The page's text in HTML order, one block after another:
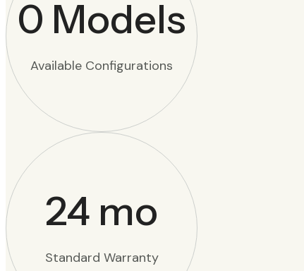
0 Models
Available Configurations
24 mo
Standard Warranty